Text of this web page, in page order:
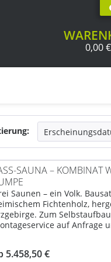
0,00
SAUNA – KOMBINAT
Saunen – ein Volk.
Fichtenholz,
Zum
auf Anfrage
Eindeckung...
5.458,50 €